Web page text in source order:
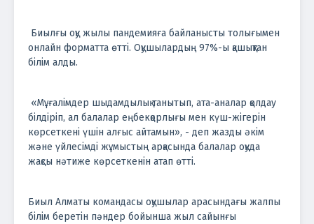
Биылғы оқу жылы пандемияға байланысты толығымен
онлайн форматта өтті. Оқушылардың 97%-ы қашықтан
білім алды.
«Мұғалімдер шыдамдылық танытып, ата-аналар қолдау
білдіріп, ал балалар еңбекқорлығы мен күш-жігерін
көрсеткені үшін алғыс айтамын», - деп жазды әкім
және үйлесімді жұмыстың арқасында балалар оқуда
жақсы нәтиже көрсеткенін атап өтті.
Биыл Алматы командасы оқушылар арасындағы жалпы
білім беретін пәндер бойынша жыл сайынғы